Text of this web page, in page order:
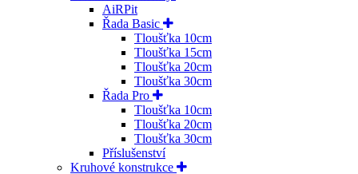
AiRPit
Řada Basic
Tloušťka 10cm
Tloušťka 15cm
Tloušťka 20cm
Tloušťka 30cm
Řada Pro
Tloušťka 10cm
Tloušťka 20cm
Tloušťka 30cm
Příslušenství
Kruhové konstrukce